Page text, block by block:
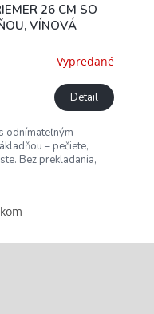
26 CM SO
VÍNOVÁ
Vypredané
Detail
odnímateľným
– pečiete,
Bez prekladania,